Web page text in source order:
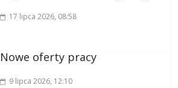
17 lipca 2026, 08:58
Nowe oferty pracy
9 lipca 2026, 12:10